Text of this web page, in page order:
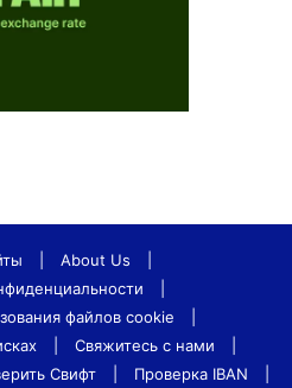
About Us
файлов cookie
Свяжитесь с нами
Свифт Проверка IBAN